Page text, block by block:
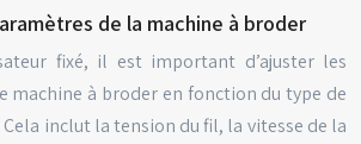
de la machine à broder
fixé, il est important d’ajuster les
machine à broder en fonction du type de
inclut la tension du fil, la vitesse de la